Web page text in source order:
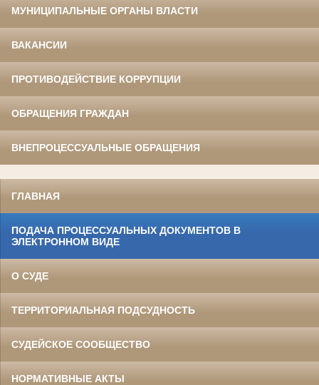
МУНИЦИПАЛЬНЫЕ ОРГАНЫ ВЛАСТИ
ВАКАНСИИ
ПРОТИВОДЕЙСТВИЕ КОРРУПЦИИ
ОБРАЩЕНИЯ ГРАЖДАН
ВНЕПРОЦЕССУАЛЬНЫЕ ОБРАЩЕНИЯ
ГЛАВНАЯ
ПОДАЧА ПРОЦЕССУАЛЬНЫХ ДОКУМЕНТОВ В
ЭЛЕКТРОННОМ ВИДЕ
О СУДЕ
ТЕРРИТОРИАЛЬНАЯ ПОДСУДНОСТЬ
СУДЕЙСКОЕ СООБЩЕСТВО
НОРМАТИВНЫЕ АКТЫ